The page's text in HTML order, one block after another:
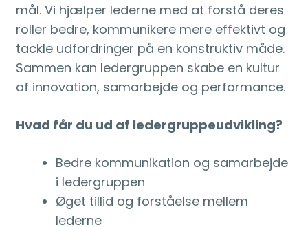
mål. Vi hjælper lederne med at forstå deres
roller bedre, kommunikere mere effektivt og
tackle udfordringer på en konstruktiv måde.
Sammen kan ledergruppen skabe en kultur
af innovation, samarbejde og performance.
Hvad får du ud af ledergruppeudvikling?
Bedre kommunikation og samarbejde
i ledergruppen
Øget tillid og forståelse mellem
lederne